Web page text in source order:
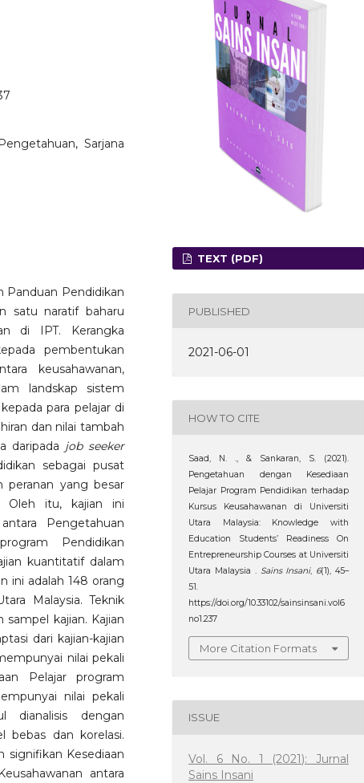
Sarjana
Panduan Pendidikan
satu naratif baharu
di IPT. Kerangka
pembentukan
keusahawanan,
landskap sistem
para pelajar di
dan nilai tambah
daripada job seeker
sebagai pusat
peranan yang besar
Oleh itu, kajian ini
Pengetahuan
Pendidikan
kuantitatif dalam
ini adalah 148 orang
Malaysia. Teknik
kajian. Kajian
dari kajian-kajian
nilai pekali
Pelajar program
nilai pekali
dengan
bebas dan korelasi.
signifikan Kesediaan
antara
TEXT (PDF)
PUBLISHED
2021-06-01
HOW TO CITE
Saad, N. ., & Sankaran, S. (2021).
Pengetahuan dengan Kesediaan
Pelajar Program Pendidikan terhadap
Kursus Keusahawanan di Universiti
Utara Malaysia: Knowledge with
Education Students’ Readiness On
Entrepreneurship Courses at Universiti
Utara Malaysia . Sains Insani, 6(1), 45–
51.
https://doi.org/10.33102/sainsinsani.vol6
no1.237
More Citation Formats
ISSUE
Vol. 6 No. 1 (2021): Jurnal
Sains Insani